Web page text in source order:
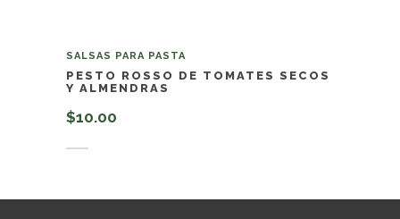
SALSAS PARA PASTA
PESTO ROSSO DE TOMATES SECOS
Y ALMENDRAS
$10.00